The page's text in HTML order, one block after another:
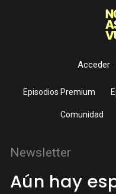
Acceder
Episodios Premium
Comunidad
Newsletter
Aún hay